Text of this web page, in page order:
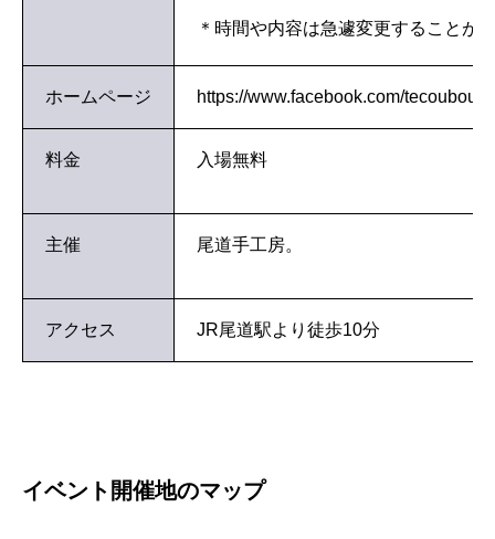
＊時間や内容は急遽変更することが
ホームページ https://www.facebook.com/tecoubou/
料金 入場無料
主催 尾道手工房。
アクセス JR尾道駅より徒歩10分
イベント開催地のマップ